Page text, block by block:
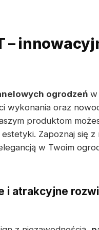
–
ogrodzeń w
wykonania oraz
produktom
Zapoznaj się
w Twoim
i atrakcyjne